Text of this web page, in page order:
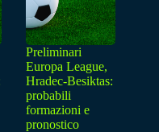
Preliminari
Europa League,
Hradec-Besiktas:
probabili
formazioni e
pronostico